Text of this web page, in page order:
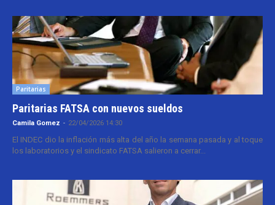
Paritarias
Paritarias FATSA con nuevos sueldos
Camila Gomez - 22/04/2026 14:30
El INDEC dio la inflación más alta del año la semana pasada y al toque
los laboratorios y el sindicato FATSA salieron a cerrar...